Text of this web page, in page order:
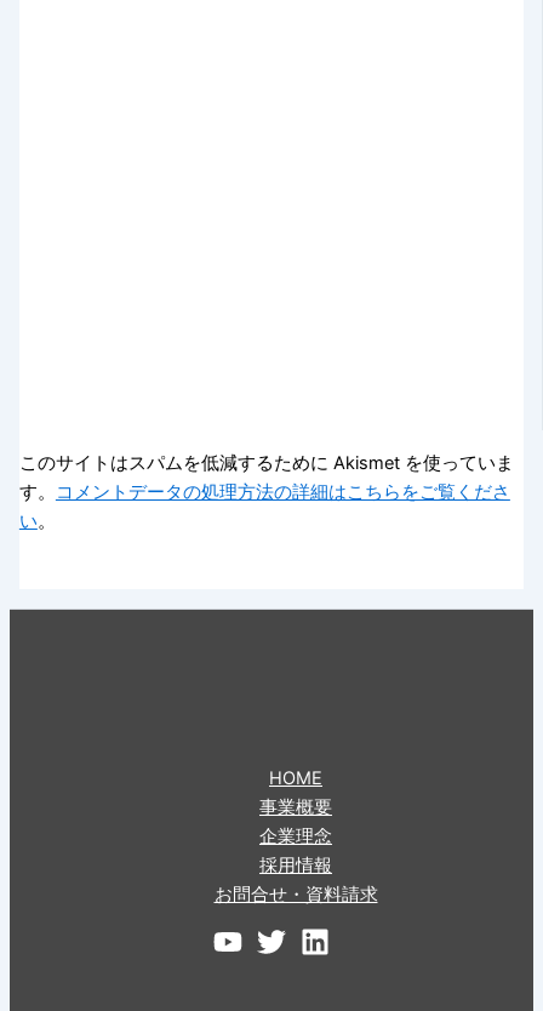
このサイトはスパムを低減するために Akismet を使っていま
す。
コメントデータの処理方法の詳細はこちらをご覧くださ
い。
HOME
事業概要
企業理念
採用情報
お問合せ・資料請求